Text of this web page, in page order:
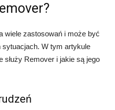
wiele zastosowań i może być
W tym artykule
służy Remover i jakie są jego